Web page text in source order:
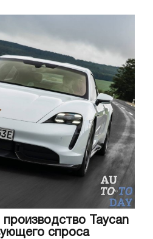
производство Taycan
спроса